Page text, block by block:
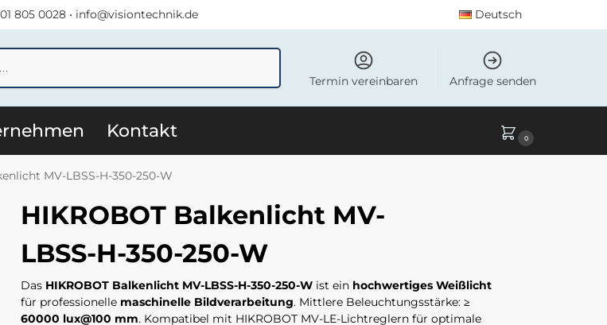
805 0028 • info@visiontechnik.de Deutsch
Termin vereinbaren Anfrage senden
Kontakt 0
MV-LBSS-H-350-250-W
HIKROBOT Balkenlicht MV-
LBSS-H-350-250-W
Das HIKROBOT Balkenlicht MV-LBSS-H-350-250-Wist ein hochwertiges Weißlicht
für professionelle maschinelle Bildverarbeitung. Mittlere Beleuchtungsstärke: ≥
60000 lux@100 mm. Kompatibel mit HIKROBOT MV-LE-Lichtreglern für optimale